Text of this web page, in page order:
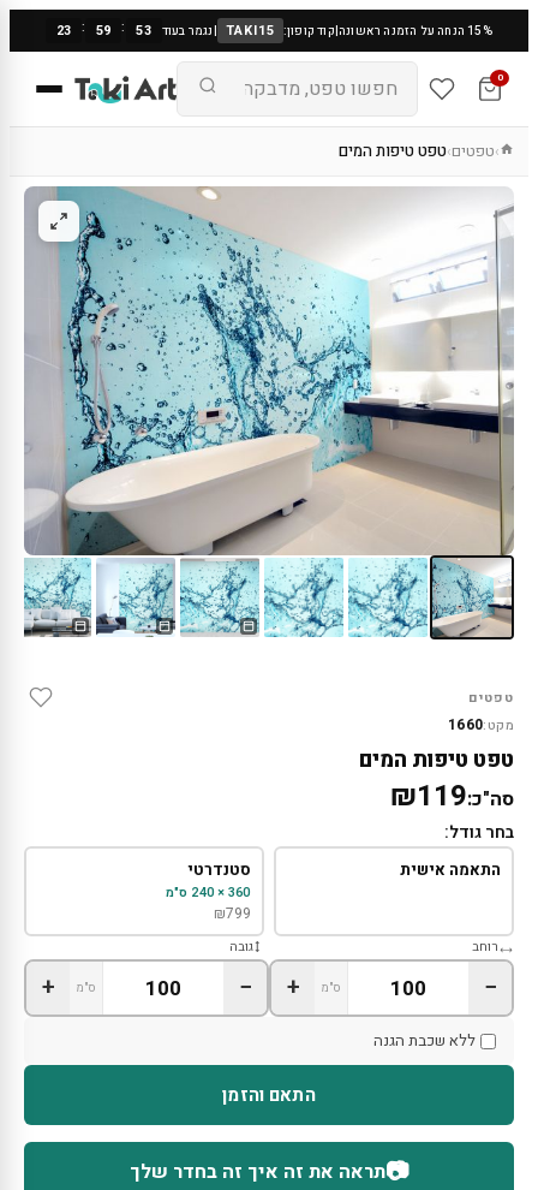
15% הנחה על הזמנה ראשונה |קוד קופון: TAKI15
|נגמר בעוד 23 : 59 : 53
0
›טפטים›טפט טיפות המים
טפטים
מקט:1660
טפט טיפות המים
סה"כ:₪119
בחר גודל:
התאמה אישית סטנדרטי
360 × 240 ס"מ
₪799
רוחב
− ס"מ +
גובה
− ס"מ +
ללא שכבת הגנה
התאם והזמן
📷תראה את זה איך זה בחדר שלך